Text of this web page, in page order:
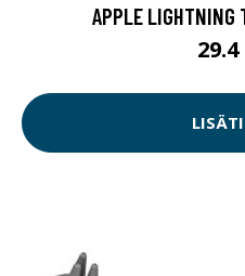
APPLE LIGHTNING
29.4